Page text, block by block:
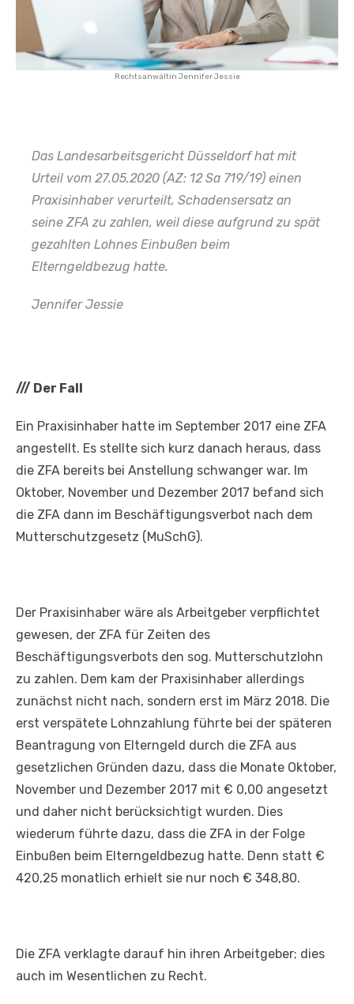
Rechtsanwältin Jennifer Jessie
Das Landesarbeitsgericht Düsseldorf hat mit
Urteil vom 27.05.2020 (AZ: 12 Sa 719/19) einen
Praxisinhaber verurteilt, Schadensersatz an
seine ZFA zu zahlen, weil diese aufgrund zu spät
gezahlten Lohnes Einbußen beim
Elterngeldbezug hatte.
Jennifer Jessie
/// Der Fall
Ein Praxisinhaber hatte im September 2017 eine ZFA
angestellt. Es stellte sich kurz danach heraus, dass
die ZFA bereits bei Anstellung schwanger war. Im
Oktober, November und Dezember 2017 befand sich
die ZFA dann im Beschäftigungsverbot nach dem
Mutterschutzgesetz (MuSchG).
Der Praxisinhaber wäre als Arbeitgeber verpflichtet
gewesen, der ZFA für Zeiten des
Beschäftigungsverbots den sog. Mutterschutzlohn
zu zahlen. Dem kam der Praxisinhaber allerdings
zunächst nicht nach, sondern erst im März 2018. Die
erst verspätete Lohnzahlung führte bei der späteren
Beantragung von Elterngeld durch die ZFA aus
gesetzlichen Gründen dazu, dass die Monate Oktober,
November und Dezember 2017 mit € 0,00 angesetzt
und daher nicht berücksichtigt wurden. Dies
wiederum führte dazu, dass die ZFA in der Folge
Einbußen beim Elterngeldbezug hatte. Denn statt €
420,25 monatlich erhielt sie nur noch € 348,80.
Die ZFA verklagte darauf hin ihren Arbeitgeber; dies
auch im Wesentlichen zu Recht.